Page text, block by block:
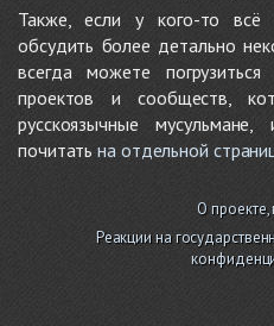
Также, если у кого-то всё
обсудить более детально
всегда можете
проектов и сообществ,
русскоязычные
почитатьна отдельной
О проекте,
Реакции на